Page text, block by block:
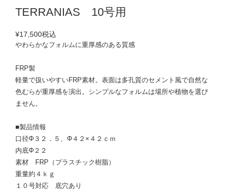
TERRANIAS 10号用
¥17,500税込
やわらかなフォルムに重厚感のある質感
FRP製
軽量で扱いやすいFRP素材。表面は多孔質のセメント風で自然な
色むらが重厚感を演出。シンプルなフォルムは場所や植物を選び
ません。
■製品情報
口径Φ３２．５、Φ４２×４２ｃｍ
内底Φ２２
素材 FRP（プラスチック樹脂）
重量約４ｋｇ
１０号対応 底穴あり